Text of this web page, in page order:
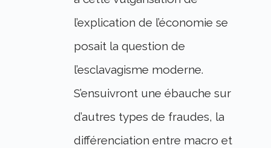
l’explication de l’économie se
posait la question de
l’esclavagisme moderne.
S’ensuivront une ébauche sur
d’autres types de fraudes, la
différenciation entre macro et